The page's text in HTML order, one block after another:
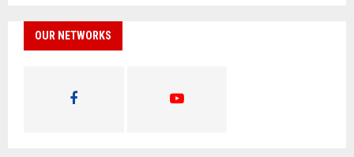
OUR NETWORKS